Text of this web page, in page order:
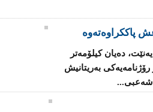
پاككراوه‌ته‌وه‌
ده‌یان كیلۆمه‌تر
به‌ریتانیش
شه‌عبی...